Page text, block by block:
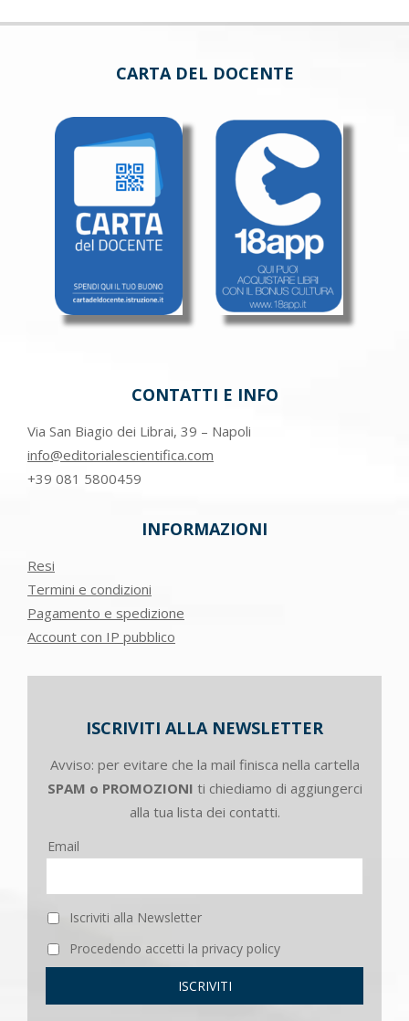
CARTA DEL DOCENTE
CONTATTI E INFO
Via San Biagio dei Librai, 39 – Napoli
info@editorialescientifica.com
+39 081 5800459
INFORMAZIONI
Resi
Termini e condizioni
Pagamento e spedizione
Account con IP pubblico
ISCRIVITI ALLA NEWSLETTER
Avviso: per evitare che la mail finisca nella cartella
SPAM o PROMOZIONI ti chiediamo di aggiungerci
alla tua lista dei contatti.
Email
Iscriviti alla Newsletter
Procedendo accetti la privacy policy